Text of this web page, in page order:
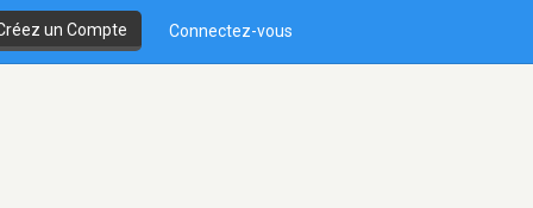
un Compte Connectez-vous